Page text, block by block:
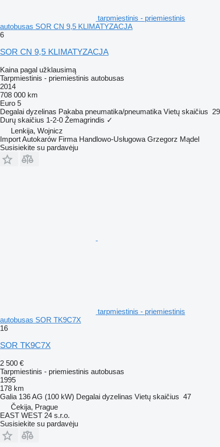
tarpmiestinis - priemiestinis
autobusas SOR CN 9,5 KLIMATYZACJA
6
SOR CN 9,5 KLIMATYZACJA
Kaina pagal užklausimą
Tarpmiestinis - priemiestinis autobusas
2014
708 000 km
Euro 5
Degalai dyzelinas Pakaba pneumatika/pneumatika Vietų skaičius 29
Durų skaičius 1-2-0 Žemagrindis ✓
Lenkija, Wojnicz
Import Autokarów Firma Handlowo-Usługowa Grzegorz Mądel
Susisiekite su pardavėju
tarpmiestinis - priemiestinis
autobusas SOR TK9C7X
16
SOR TK9C7X
2 500 €
Tarpmiestinis - priemiestinis autobusas
1995
178 km
Galia 136 AG (100 kW) Degalai dyzelinas Vietų skaičius 47
Čekija, Prague
EAST WEST 24 s.r.o.
Susisiekite su pardavėju